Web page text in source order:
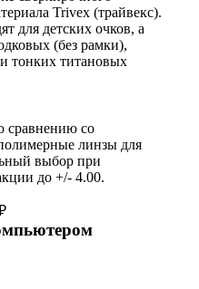
Trivex (трайвекс).
для детских очков, а
(без рамки),
тонких титановых
сравнению со
линзы для
выбор при
до +/- 4.00.